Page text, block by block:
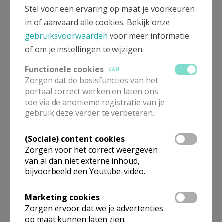
Beroepsvereniging Zorgpastores
Stel voor een ervaring op maat je voorkeuren
in of aanvaard alle cookies. Bekijk onze
gebruiksvoorwaarden voor meer informatie
of om je instellingen te wijzigen.
Functionele cookies
AAN
Zorgen dat de basisfuncties van het
portaal correct werken en laten ons
toe via de anonieme registratie van je
gebruik deze verder te verbeteren.
(Sociale) content cookies
Zorgen voor het correct weergeven
van al dan niet externe inhoud,
bijvoorbeeld een Youtube-video.
Marketing cookies
Zorgen ervoor dat we je advertenties
op maat kunnen laten zien.